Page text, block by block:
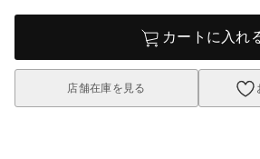
カートに入れ
店舗在庫を見る